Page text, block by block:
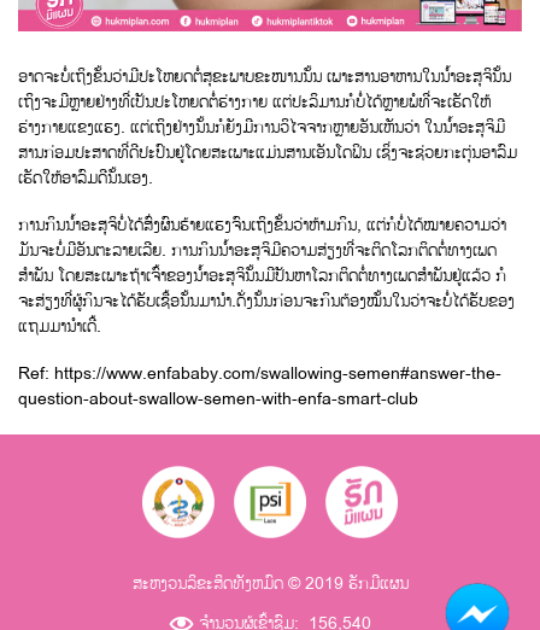
ອາດຈະບໍ່ເຖິງຂັ້ນວ່າມີປະໂຫຍດຕໍ່ສຸຂະພາບຂະໜານນັ້ນ ເພາະສານອາຫານໃນນ້ຳອະສຸຈິນັ້ນ
ເຖິງຈະມີຫຼາຍຢ່າງທີ່ເປັນປະໂຫຍດຕໍ່ຮ່າງກາຍ ແຕ່ປະລິມານກໍບໍ່ໄດ້ຫຼາຍພໍທີ່ຈະເຮັດໃຫ້
ຮ່າງກາຍແຂງແຮງ. ແຕ່ເຖິງຢ່າງນັ້ນກໍຍັງມີການວິໄຈຈາກຫຼາຍອັນເຫັນວ່າ ໃນນ້ຳອະສຸຈິມີ
ສານກ່ອມປະສາດທີ່ດີປະປົນຢູ່ໂດຍສະເພາະແມ່ນສານເອັນໂດຟິນ ເຊິ່ງຈະຊ່ວຍກະຕຸ່ນອາລົມ
ເຮັດໃຫ້ອາລົມດີນັ້ນເອງ.
ການກິນນ້ຳອະສຸຈິບໍ່ໄດ້ສົ່ງຜົນຮ້າຍແຮງຈົນເຖິງຂັ້ນວ່າຫ້າມກິນ, ແຕ່ກໍບໍ່ໄດ້ໝາຍຄວາມວ່າ
ມັນຈະບໍ່ມີອັນຕະລາຍເລີຍ. ການກິນນ້ຳອະສຸຈິມີຄວາມສ່ຽງທີ່ຈະຕິດໂລກຕິດຕໍ່ທາງເພດ
ສຳພັນ ໂດຍສະເພາະຖ້າເຈົ້າຂອງນ້ຳອະສຸຈິນັ້ນມີປັນຫາໂລກຕິດຕໍ່ທາງເພດສຳພັນຢູ່ແລ້ວ ກໍ
ຈະສ່ຽງທີ່ຜູ້ກິນຈະໄດ້ຮັບເຊື້ອນັ້ນມານຳ.ດັ່ງນັ້ນກ່ອນຈະກິນຕ້ອງໝັ້ນໃນວ່າຈະບໍ່ໄດ້ຮັບຂອງ
ແຖມມານຳເດີ້.
Ref: https://www.enfababy.com/swallowing-semen#answer-the-
question-about-swallow-semen-with-enfa-smart-club
ສະຫງວນລິຂະສິດທັງຫມົດ © 2019 ຮັກມີແຜນ
ຈຳນວນຜູ້ເຂົ້າຊົມ: 156,540